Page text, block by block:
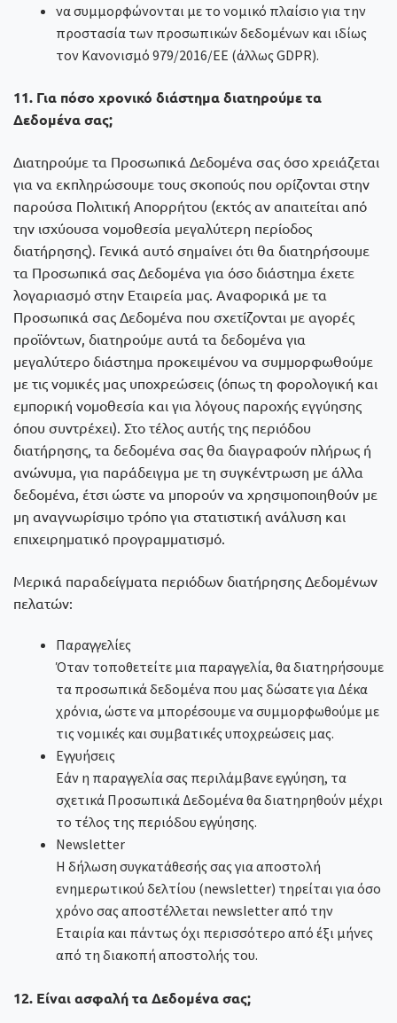
να συμμορφώνονται με το νομικό πλαίσιο για την
προστασία των προσωπικών δεδομένων και ιδίως
τον Κανονισμό 979/2016/ΕΕ (άλλως GDPR).
11. Για πόσο χρονικό διάστημα διατηρούμε τα
Δεδομένα σας;
Διατηρούμε τα Προσωπικά Δεδομένα σας όσο χρειάζεται
για να εκπληρώσουμε τους σκοπούς που ορίζονται στην
παρούσα Πολιτική Απορρήτου (εκτός αν απαιτείται από
την ισχύουσα νομοθεσία μεγαλύτερη περίοδος
διατήρησης). Γενικά αυτό σημαίνει ότι θα διατηρήσουμε
τα Προσωπικά σας Δεδομένα για όσο διάστημα έχετε
λογαριασμό στην Εταιρεία μας. Αναφορικά με τα
Προσωπικά σας Δεδομένα που σχετίζονται με αγορές
προϊόντων, διατηρούμε αυτά τα δεδομένα για
μεγαλύτερο διάστημα προκειμένου να συμμορφωθούμε
με τις νομικές μας υποχρεώσεις (όπως τη φορολογική και
εμπορική νομοθεσία και για λόγους παροχής εγγύησης
όπου συντρέχει). Στο τέλος αυτής της περιόδου
διατήρησης, τα δεδομένα σας θα διαγραφούν πλήρως ή
ανώνυμα, για παράδειγμα με τη συγκέντρωση με άλλα
δεδομένα, έτσι ώστε να μπορούν να χρησιμοποιηθούν με
μη αναγνωρίσιμο τρόπο για στατιστική ανάλυση και
επιχειρηματικό προγραμματισμό.
Μερικά παραδείγματα περιόδων διατήρησης Δεδομένων
πελατών:
Παραγγελίες
Όταν τοποθετείτε μια παραγγελία, θα διατηρήσουμε
τα προσωπικά δεδομένα που μας δώσατε για Δέκα
χρόνια, ώστε να μπορέσουμε να συμμορφωθούμε με
τις νομικές και συμβατικές υποχρεώσεις μας.
Εγγυήσεις
Εάν η παραγγελία σας περιλάμβανε εγγύηση, τα
σχετικά Προσωπικά Δεδομένα θα διατηρηθούν μέχρι
το τέλος της περιόδου εγγύησης.
Newsletter
Η δήλωση συγκατάθεσής σας για αποστολή
ενημερωτικού δελτίου (newsletter) τηρείται για όσο
χρόνο σας αποστέλλεται newsletter από την
Εταιρία και πάντως όχι περισσότερο από έξι μήνες
από τη διακοπή αποστολής του.
12. Είναι ασφαλή τα Δεδομένα σας;